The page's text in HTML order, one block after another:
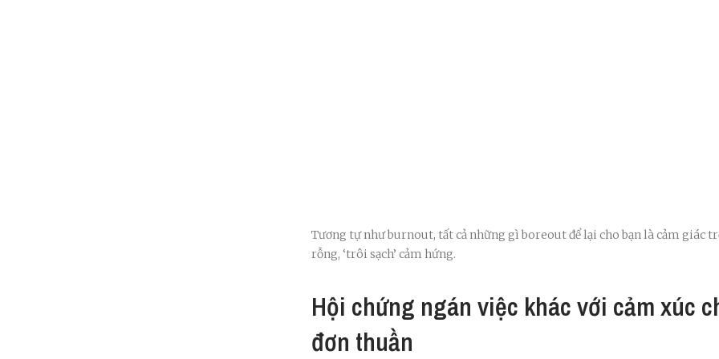
Tương tự như burnout, tất cả những gì boreout để lại cho bạn là cảm giác
rỗng, ‘trôi sạch’ cảm hứng.
Hội chứng ngán việc khác với cảm xúc
đơn thuần